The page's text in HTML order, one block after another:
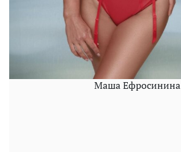
Маша Ефросинина